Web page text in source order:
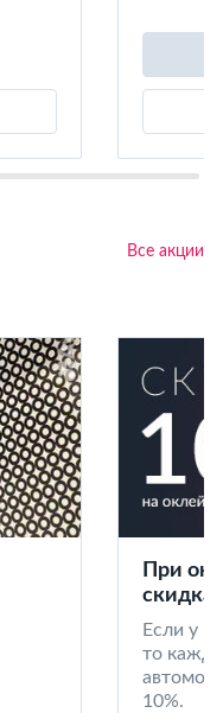
Все акции
При
скидка
Если у
то
10%.